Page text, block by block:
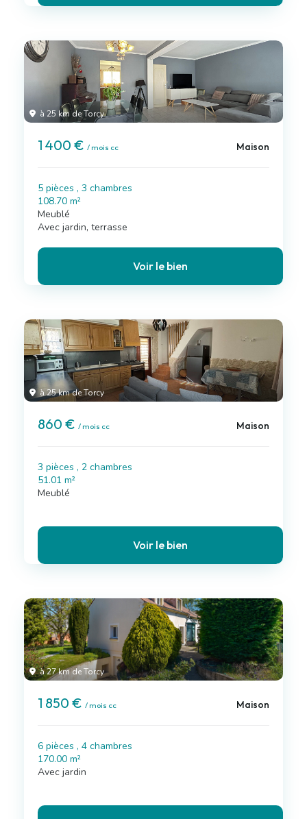
à 25 km de Torcy
1 400 € / mois cc Maison
5 pièces , 3 chambres
108.70 m²
Meublé
Avec jardin, terrasse
Voir le bien
à 25 km de Torcy
860 € / mois cc Maison
3 pièces , 2 chambres
51.01 m²
Meublé
Voir le bien
à 27 km de Torcy
1 850 € / mois cc Maison
6 pièces , 4 chambres
170.00 m²
Avec jardin